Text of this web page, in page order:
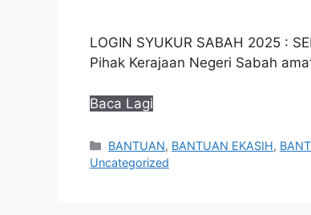
LOGIN SYUKUR SABAH 2025 :
Pihak Kerajaan Negeri Sabah
Baca Lagi
Categories
BANTUAN, BANTUAN EKASIH,
Uncategorized